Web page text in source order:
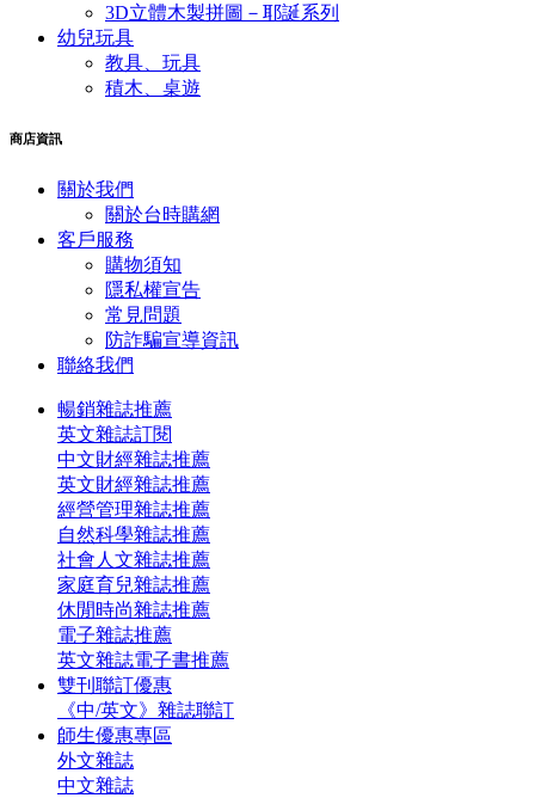
3D立體木製拼圖－耶誕系列
幼兒玩具
教具、玩具
積木、桌遊
商店資訊
關於我們
關於台時購網
客戶服務
購物須知
隱私權宣告
常見問題
​防詐騙宣導資訊
聯絡我們
暢銷雜誌推薦
英文雜誌訂閱
中文財經雜誌推薦
英文財經雜誌推薦
經營管理雜誌推薦
自然科學雜誌推薦
社會人文雜誌推薦
家庭育兒雜誌推薦
休閒時尚雜誌推薦
電子雜誌推薦
英文雜誌電子書推薦
雙刊聯訂優惠
《中/英文》雜誌聯訂
師生優惠專區
外文雜誌
中文雜誌